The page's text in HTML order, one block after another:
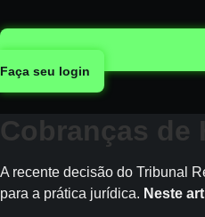
Faça seu login
Cobranças de
A recente decisão do Tribunal
para a prática jurídica. Neste